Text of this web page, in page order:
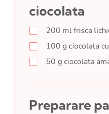
ciocolata
200 mlfrisca
100 gciocolata
50 gciocolata
Preparare